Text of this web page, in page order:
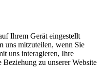
Ihrem Gerät eingestellt
uns mitzuteilen, wenn Sie
uns interagieren, Ihre
zu unserer Website